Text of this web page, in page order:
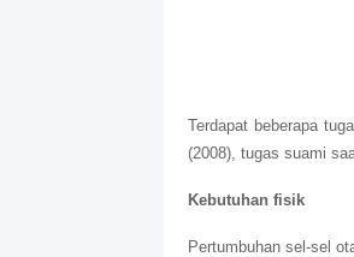
Terdapat beberapa
(2008), tugas suami
Kebutuhan fisik
Pertumbuhan sel-sel